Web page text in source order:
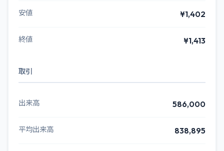
安値 ¥1,402
終値 ¥1,413
取引
出来高 586,000
平均出来高 838,895